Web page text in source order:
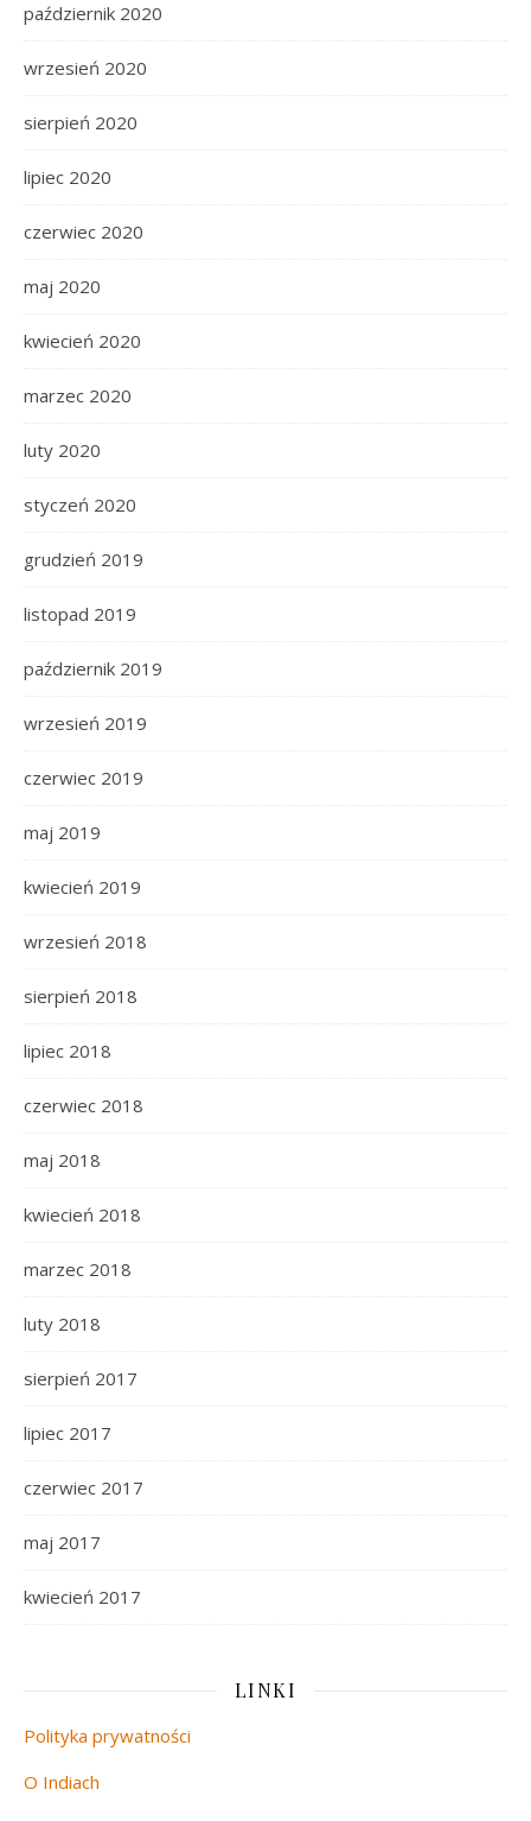
październik 2020
wrzesień 2020
sierpień 2020
lipiec 2020
czerwiec 2020
maj 2020
kwiecień 2020
marzec 2020
luty 2020
styczeń 2020
grudzień 2019
listopad 2019
październik 2019
wrzesień 2019
czerwiec 2019
maj 2019
kwiecień 2019
wrzesień 2018
sierpień 2018
lipiec 2018
czerwiec 2018
maj 2018
kwiecień 2018
marzec 2018
luty 2018
sierpień 2017
lipiec 2017
czerwiec 2017
maj 2017
kwiecień 2017
LINKI
Polityka prywatności
O Indiach